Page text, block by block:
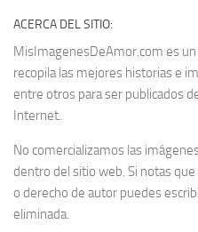
ACERCA DEL SITIO:
MisImagenesDeAmor.com es
recopila las mejores historias e
entre otros para ser publicados
Internet.
No comercializamos las
dentro del sitio web. Si notas
o derecho de autor puedes
eliminada.